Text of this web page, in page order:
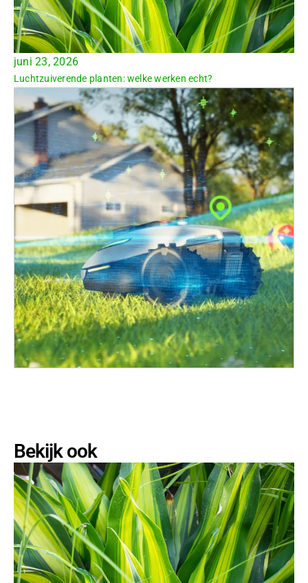
juni 23, 2026
Luchtzuiverende planten: welke werken echt?
Bekijk ook